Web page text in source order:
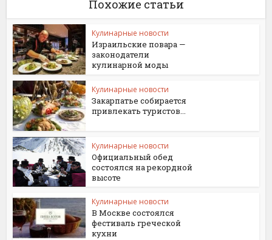
Похожие статьи
Кулинарные новости
Израильские повара —
законодатели
кулинарной моды
Кулинарные новости
Закарпатье собирается
привлекать туристов...
Кулинарные новости
Официальный обед
состоялся на рекордной
высоте
Кулинарные новости
В Москве состоялся
фестиваль греческой
кухни